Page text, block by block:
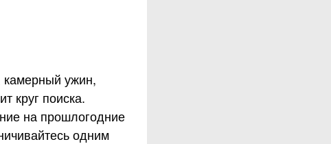
ужин,
круг поиска.
на прошлогодние
одним